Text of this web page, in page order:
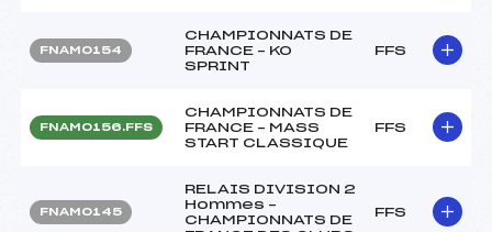
FNAM0154
CHAMPIONNATS DE
FRANCE – KO
SPRINT
FFS
FNAM0156.FFS
CHAMPIONNATS DE
FRANCE – MASS
START CLASSIQUE
FFS
FNAM0145
RELAIS DIVISION 2
Hommes –
CHAMPIONNATS DE
FFS